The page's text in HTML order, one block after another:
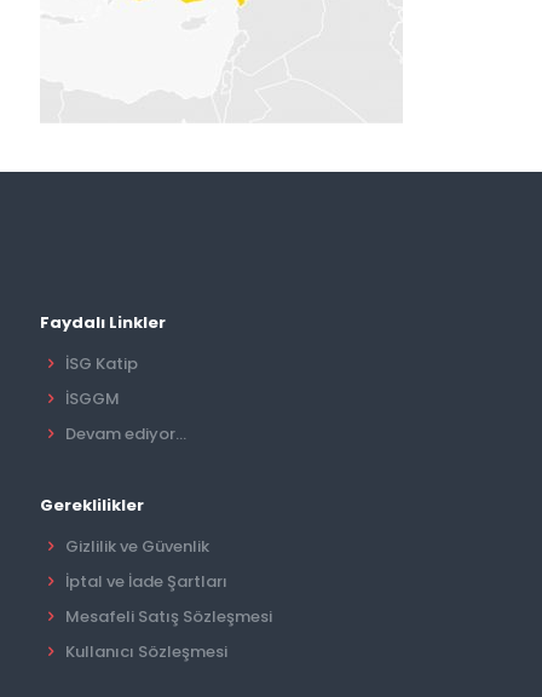
Faydalı Linkler
İSG Katip
İSGGM
Devam ediyor...
Gereklilikler
Gizlilik ve Güvenlik
İptal ve İade Şartları
Mesafeli Satış Sözleşmesi
Kullanıcı Sözleşmesi